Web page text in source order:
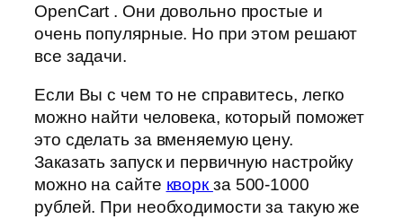
OpenCart . Они довольно простые и
очень популярные. Но при этом решают
все задачи.
Если Вы с чем то не справитесь, легко
можно найти человека, который поможет
это сделать за вменяемую цену.
Заказать запуск и первичную настройку
можно на сайте кворк за 500-1000
рублей. При необходимости за такую же